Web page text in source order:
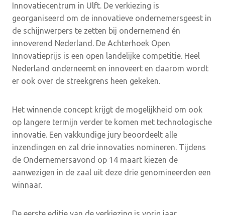
Innovatiecentrum in Ulft. De verkiezing is
georganiseerd om de innovatieve ondernemersgeest in
de schijnwerpers te zetten bij ondernemend én
innoverend Nederland. De Achterhoek Open
Innovatieprijs is een open landelijke competitie. Heel
Nederland onderneemt en innoveert en daarom wordt
er ook over de streekgrens heen gekeken.
Het winnende concept krijgt de mogelijkheid om ook
op langere termijn verder te komen met technologische
innovatie. Een vakkundige jury beoordeelt alle
inzendingen en zal drie innovaties nomineren. Tijdens
de Ondernemersavond op 14 maart kiezen de
aanwezigen in de zaal uit deze drie genomineerden een
winnaar.